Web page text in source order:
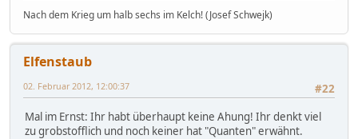
Nach dem Krieg um halb sechs im Kelch! (Josef Schwejk)
Elfenstaub
#22
02. Februar 2012, 12:00:37
Mal im Ernst: Ihr habt überhaupt keine Ahung! Ihr denkt viel
zu grobstofflich und noch keiner hat "Quanten" erwähnt.